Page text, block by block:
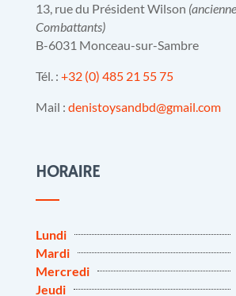
13, rue du Président Wilson
Combattants)
B-6031 Monceau-sur-Sambre
Tél. : +32 (0) 485 21 55 75
Mail : denistoysandbd@gmail.com
HORAIRE
Lundi
Mardi
Mercredi
Jeudi